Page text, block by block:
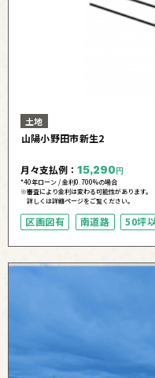
土地
山陽小野田市新生2
月々支払例： 15,290 円
*40年ローン / 金利0.700%の場合
※審査により金利は変わる可能性があります。
詳しくは詳細ページをご覧ください。
区画図有 南道路 50坪